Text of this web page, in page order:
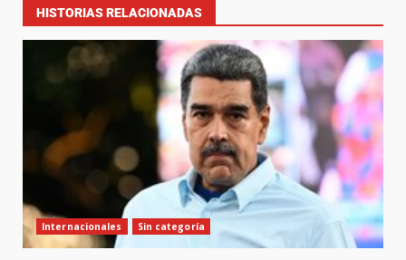
HISTORIAS RELACIONADAS
Internacionales Sin categoría